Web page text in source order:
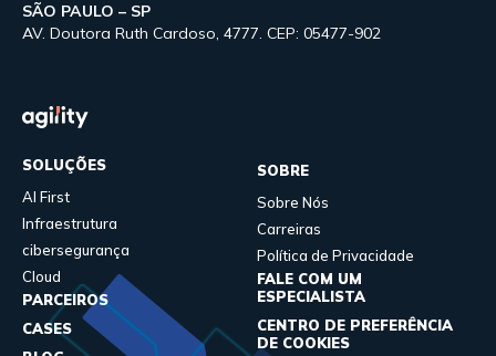
SÃO PAULO – SP
AV. Doutora Ruth Cardoso, 4777. CEP: 05477-902
SOLUÇÕES
AI First
Infraestrutura
cibersegurança
Cloud
PARCEIROS
CASES
SOBRE
Sobre Nós
Carreiras
Política de Privacidade
FALE COM UM
ESPECIALISTA
CENTRO DE PREFERÊNCIA
DE COOKIES